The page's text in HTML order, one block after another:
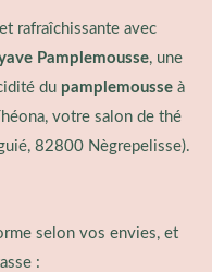
rafraîchissante avec
Pamplemousse, une
du pamplemousse à
Théona, votre salon de thé
82800 Nègrepelisse).
selon vos envies, et
: